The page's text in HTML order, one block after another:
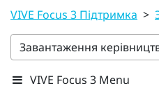
VIVE Focus 3 Підтримка >
Завантаження
VIVE Focus 3 Menu